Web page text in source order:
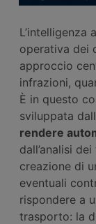
L’intelligenza
operativa dei
approccio
infrazioni,
È in questo
sviluppata
rendere
dall’analisi
creazione di
eventuali
rispondere a
trasporto: la